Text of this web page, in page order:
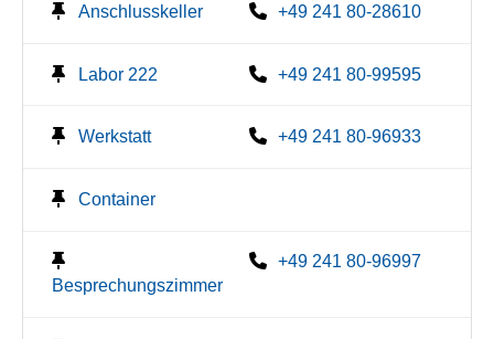
Anschlusskeller +49 241 80-28610
Labor 222 +49 241 80-99595
Werkstatt +49 241 80-96933
Container
Besprechungszimmer
+49 241 80-96997